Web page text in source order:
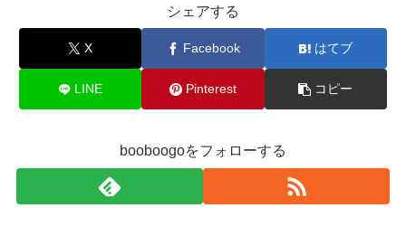
シェアする
X Facebook はてブ
LINE Pinterest コピー
booboogoをフォローする